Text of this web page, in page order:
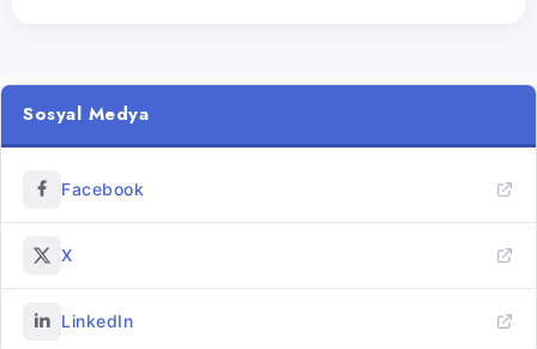
Sosyal Medya
Facebook
X
LinkedIn